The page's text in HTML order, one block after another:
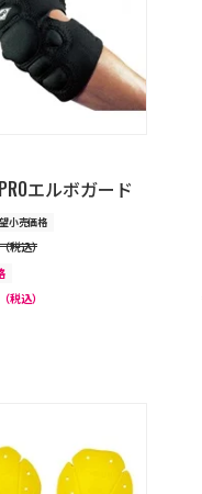
エルボガード
小売価格
（税込）
（税込）